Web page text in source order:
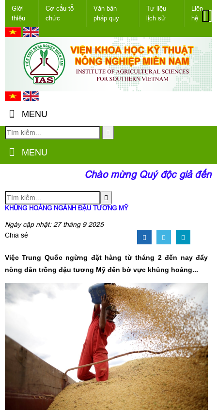
Giới
thiệu
Cơ cấu tổ
chức
Văn bản
pháp quy
Tư liệu
lịch sử
Liên
hệ
MENU
MENU
Chào mừng Quý độc giả đến
KHỦNG HOẢNG NGÀNH ĐẬU TƯƠNG MỸ
Ngày cập nhật: 27 tháng 9 2025
Chia sẻ
Việc Trung Quốc ngừng đặt hàng từ tháng 2 đến nay đẩy
nông dân trồng đậu tương Mỹ đến bờ vực khủng hoảng...